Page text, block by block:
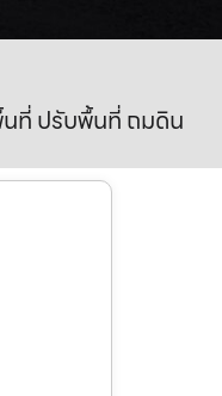
นที่ ปรับพื้นที่ ถมดิน